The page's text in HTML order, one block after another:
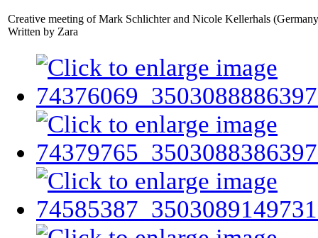
Creative meeting of Mark Schlichter and Nicole Kellerhals
Written by Zara